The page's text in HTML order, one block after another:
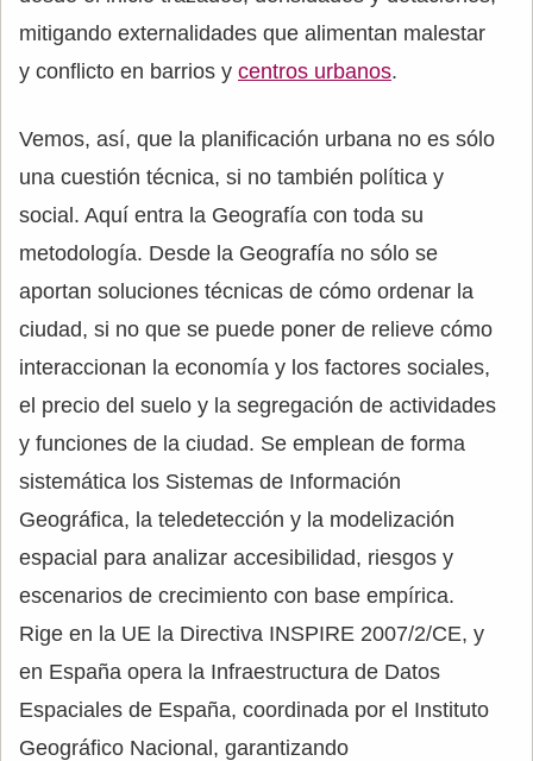
mitigando externalidades que alimentan malestar
y conflicto en barrios y centros urbanos.
Vemos, así, que la planificación urbana no es sólo
una cuestión técnica, si no también política y
social. Aquí entra la Geografía con toda su
metodología. Desde la Geografía no sólo se
aportan soluciones técnicas de cómo ordenar la
ciudad, si no que se puede poner de relieve cómo
interaccionan la economía y los factores sociales,
el precio del suelo y la segregación de actividades
y funciones de la ciudad. Se emplean de forma
sistemática los Sistemas de Información
Geográfica, la teledetección y la modelización
espacial para analizar accesibilidad, riesgos y
escenarios de crecimiento con base empírica.
Rige en la UE la Directiva INSPIRE 2007/2/CE, y
en España opera la Infraestructura de Datos
Espaciales de España, coordinada por el Instituto
Geográfico Nacional, garantizando